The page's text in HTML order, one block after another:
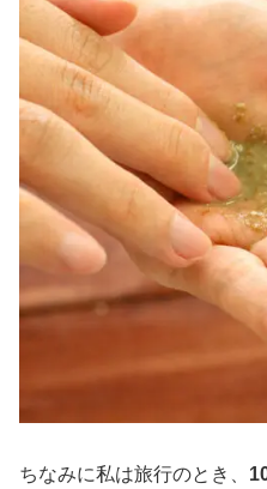
ちなみに私は旅行のとき、